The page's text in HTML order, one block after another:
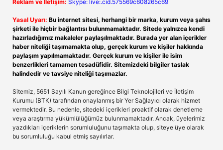
Reklam ve İletişim: Skype: live:.cid.575569c608265c69
Yasal Uyarı: Bu internet sitesi, herhangi bir marka, kurum veya şahıs
şirketi ile hiçbir bağlantısı bulunmamaktadır. Sitede yalnızca kendi
hazırladığımız makaleler paylaşılmaktadır. Burada yer alan içerikler
haber niteliği taşımamakta olup, gerçek kurum ve kişiler hakkında
paylaşım yapılmamaktadır. Gerçek kurum ve kişiler ile isim
benzerlikleri tamamen tesadüfidir. Sitemizdeki bilgiler taslak
halindedir ve tavsiye niteliği taşımazlar.
Sitemiz, 5651 Sayılı Kanun gereğince Bilgi Teknolojileri ve İletişim
Kurumu (BTK) tarafından onaylanmış bir Yer Sağlayıcı olarak hizmet
vermektedir. Bu nedenle, sitedeki içerikleri proaktif olarak denetleme
veya araştırma yükümlülüğümüz bulunmamaktadır. Ancak, üyelerimiz
yazdıkları içeriklerin sorumluluğunu taşımakta olup, siteye üye olarak
bu sorumluluğu kabul etmiş sayılırlar.